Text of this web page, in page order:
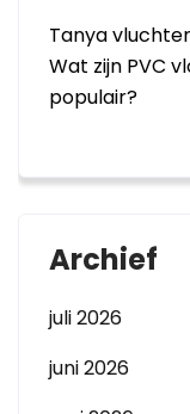
Tanya
Wat zijn PVC
populair?
Archief
juli 2026
juni 2026